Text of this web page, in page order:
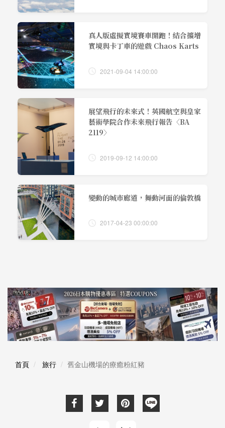
真人版虛擬實境賽車開跑！結合擴增
實境與卡丁車的遊戲 Chaos Karts
2021-09-04 14:00:00
展望飛行的未來式！英國航空與皇家
藝術學院合作未來飛行報告〈BA
2119〉
2019-09-12 14:00:00
變動的城市廊道，舞動河面的倫敦橋
2017-04-23 00:00:00
首頁 旅行 舊金山機場的療癒粉紅豬